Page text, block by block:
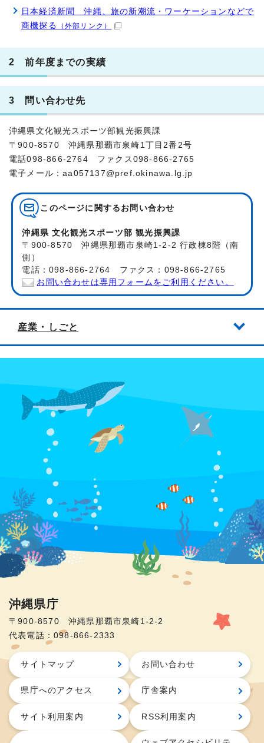
日本経済新聞 沖縄、旅の新潮流・ワーケーションなどで
商機探る
（外部リンク）
2 前年度までの実績
3 問い合わせ先
沖縄県文化観光スポーツ部観光振興課
〒900-8570 沖縄県那覇市泉崎1丁目2番2号
電話098-866-2764 ファクス098-866-2765
電子メール：aa057137@pref.okinawa.lg.jp
このページに関する お問い合わせ
沖縄県 文化観光スポーツ部 観光振興課
〒900-8570 沖縄県那覇市泉崎1-2-2 行政棟8階（南
側）
電話：098-866-2764 ファクス：098-866-2765
お問い合わせは専用フォームをご利用ください。
産業・しごと
沖縄県庁
〒900-8570 沖縄県那覇市泉崎1-2-2
代表電話：098-866-2333
サイトマップ お問い合わせ
県庁へのアクセス 庁舎案内
サイト利用案内 RSS利用案内